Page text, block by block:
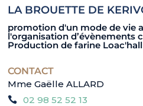
LA BROUETTE DE
promotion d'un mode de vie
l'organisation d’évènements
Production de farine
CONTACT
Mme Gaëlle ALLARD
02 98 52 52 13